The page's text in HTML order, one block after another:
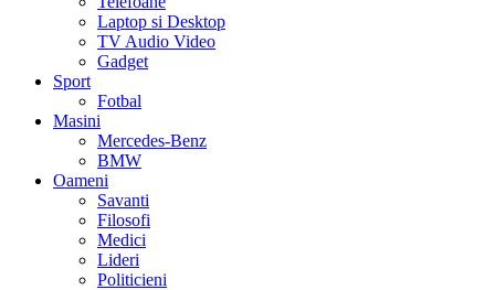
Laptop si Desktop
TV Audio Video
Gadget
Sport
Fotbal
Masini
Mercedes-Benz
BMW
Oameni
Savanti
Filosofi
Medici
Lideri
Politicieni